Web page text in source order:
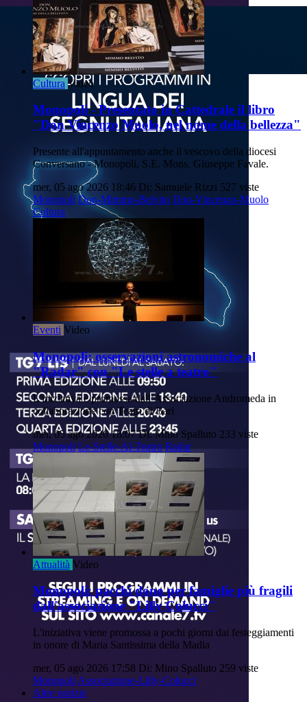
Cultura Video
Monopoli - Presentato in Cattedrale il libro
"Don Vincenzo Muolo, nel nome della bellezza"
Presente all'appuntamento anche il vescovo della diocesi
Conversano - Monopoli, S.E. Mons. Giuseppe Favale.
mer, 05 ago 2026 18:46 Di: Samuele Rizzi 527 viste
Monopoli Don-Mimmo-Belvito Don-Vincenzo-Muolo
Cultura
Eventi Video
Monopoli: osservazioni astronomiche al
"Radar" con "Le stelle a teatro"
L'iniziativa è promossa dall’Associazione Andromeda in
collaborazione con Teatri di Bari
mer, 05 ago 2026 18:07 Di: Mino Spalluto 233 viste
Monopoli Le-Stelle-Al-Teatro Radar
Attualità Video
Monopoli: pacchi dono per famiglie più fragili
dall'associazione "Lilly Colucci"
L'iniziativa viene promossa a pochi giorni dai festeggiamenti
in onore di Maria Santissima della Madia
mer, 05 ago 2026 17:58 Di: Mino Spalluto 259 viste
Monopoli Associazione-Lilly-Colucci
Altre notizie